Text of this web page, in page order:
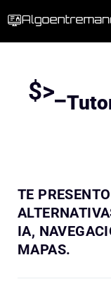
$>_
TE
IA,
MAPAS.